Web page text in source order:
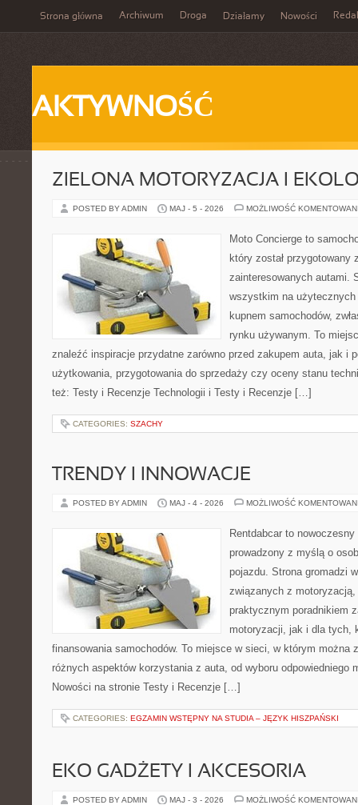
Strona główna Archiwum Droga Działamy Nowości
AKTYWNOŚĆ
ZIELONA MOTORYZACJA I
POSTED BY ADMIN MAJ - 5 - 2026 MOŻLIWOŚĆ
Moto Concierge to
który został przygotowany
zainteresowanych autami.
wszystkim na
kupnem samochodów,
rynku używanym. To
znaleźć inspiracje przydatne zarówno przed zakupem auta, jak i
użytkowania, przygotowania do sprzedaży czy oceny stanu
też: Testy i Recenzje Technologii i Testy i Recenzje […]
CATEGORIES: SZACHY
TRENDY I INNOWACJE
POSTED BY ADMIN MAJ - 4 - 2026 MOŻLIWOŚĆ
Rentdabcar to
prowadzony z myślą o
pojazdu. Strona gromadzi
związanych z
praktycznym poradnikiem
motoryzacji, jak i dla tych,
finansowania samochodów. To miejsce w sieci, w którym można
różnych aspektów korzystania z auta, od wyboru odpowiedniego
Nowości na stronie Testy i Recenzje […]
CATEGORIES: EGZAMIN WSTĘPNY NA STUDIA – JĘZYK HISZPAŃSKI
EKO GADŻETY I AKCESORIA
POSTED BY ADMIN MAJ - 3 - 2026 MOŻLIWOŚĆ